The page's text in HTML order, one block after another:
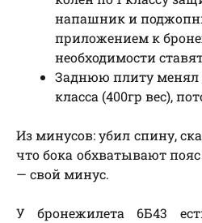
напашник и
приложением к
необходимости
Заднюю плиту менял
класса (400гр вес),
Из минусов: убил спину,
что бока обхватывают
— свой минус.
У бронежилета 6Б43